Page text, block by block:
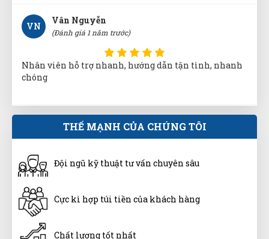
PV
Phạm Thái Vũ
giảm giá là thấy thích rồi
VT
Võ Minh Thiện
đóng gói rất gọn và đẹp,có hướng dẫn sử dụng rõ ràng.
Hoàng Trung Nhân
THẾ MẠNH CỦA CHÚNG TÔI
Đội ngũ kỹ thuật tư vấn chuyên sâu
Cực kì hợp túi tiền của khách hàng
Chất lượng tốt nhất